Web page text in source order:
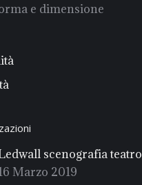
e dimensione
scenografia teatro
Marzo 2019